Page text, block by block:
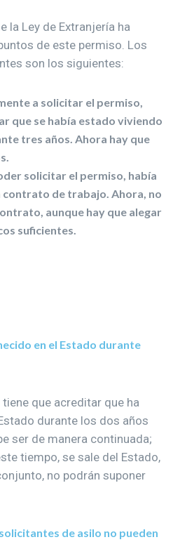
la Ley de Extranjería ha
de este permiso. Los
son los siguientes:
a solicitar el permiso,
que se había estado viviendo
tres años. Ahora hay que
solicitar el permiso, había
contrato de trabajo. Ahora, no
aunque hay que alegar
suficientes.
en el Estado durante
que acreditar que ha
durante los dos años
ser de manera continuada;
tiempo, se sale del Estado,
no podrán suponer
de asilo no pueden